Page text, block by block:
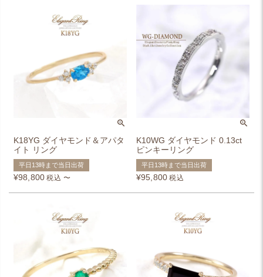
K18YG ダイヤモンド＆アパタ
イト リング
平日13時まで当日出荷
¥98,800 税込 〜
K10WG ダイヤモンド 0.13ct
ピンキーリング
平日13時まで当日出荷
¥95,800 税込